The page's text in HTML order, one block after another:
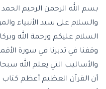
بسم الله الرحمن الرحيم
والسلام على سيد الأنبياء
السلام عليكم ورحمة الله
وقفنا في تدبرنا في سورة
والأساليب التي يعلم الله
أن القرآن العظيم أعظم